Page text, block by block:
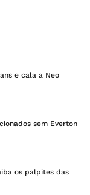
e cala a Neo
sem Everton
os palpites das